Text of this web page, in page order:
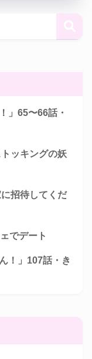
」65〜66話・
ッキングの妖
招待してくだ
でデート
！」107話・き